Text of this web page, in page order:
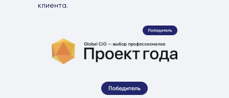
клиента.